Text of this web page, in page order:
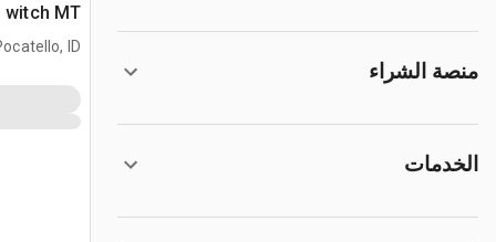
منصة الشراء
الخدمات
witch MT
ID